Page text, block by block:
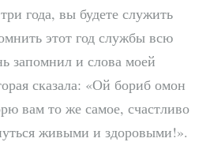
года, вы будете служить
этот год службы всю
запомнил и слова моей
сказала: «Ой бориб омон
вам то же самое, счастливо
живыми и здоровыми!».